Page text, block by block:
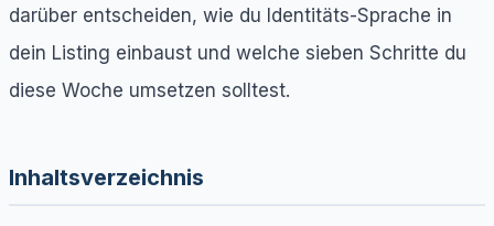
darüber entscheiden, wie du Identitäts-Sprache in
dein Listing einbaust und welche sieben Schritte du
diese Woche umsetzen solltest.
Inhaltsverzeichnis